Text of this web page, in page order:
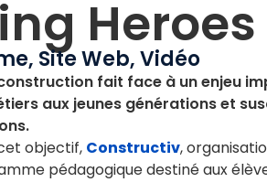
Heroes
, Site Web,Vidéo
fait face à un enjeu
aux jeunes générations et
objectif, Constructiv,
pédagogique destiné aux